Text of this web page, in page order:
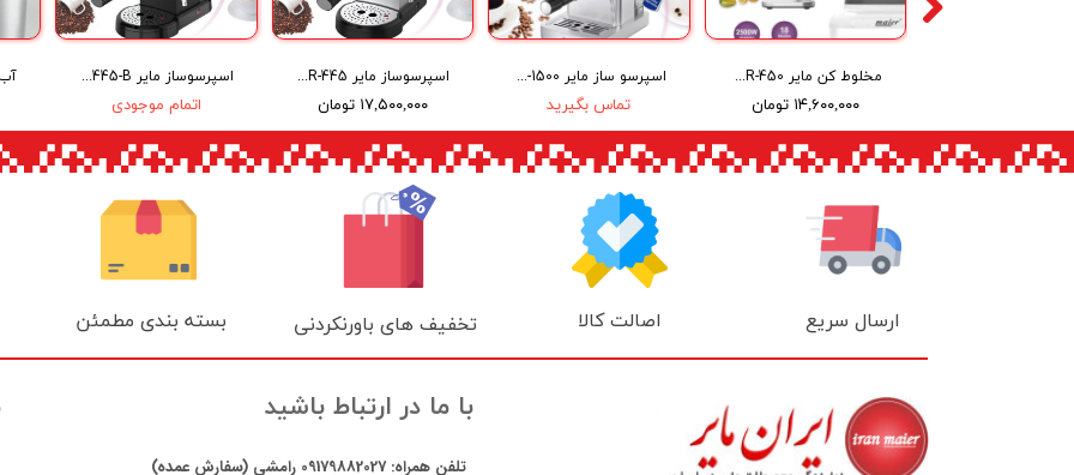
اسپرسوساز مایر Maier Espresso Coffee Maker MR-445-B
اتمام موجودی
اسپرسوساز مایر Maier Espresso Coffee Maker MR-445
۱۷,۵۰۰,۰۰۰ تومان
اسپرسو ساز مایر Espresso Coffee Maker MR-1500
تماس بگیرید
مخلوط کن مایر Maier blender MR-450
۱۴,۶۰۰,۰۰۰ تومان
ارسال سریع اصالت کالا تخفیف های باورنکردنی بسته بندی مطمئن
با ما در ارتباط باشید
تلفن همراه:09179882027 رامشی (سفارش عمده)